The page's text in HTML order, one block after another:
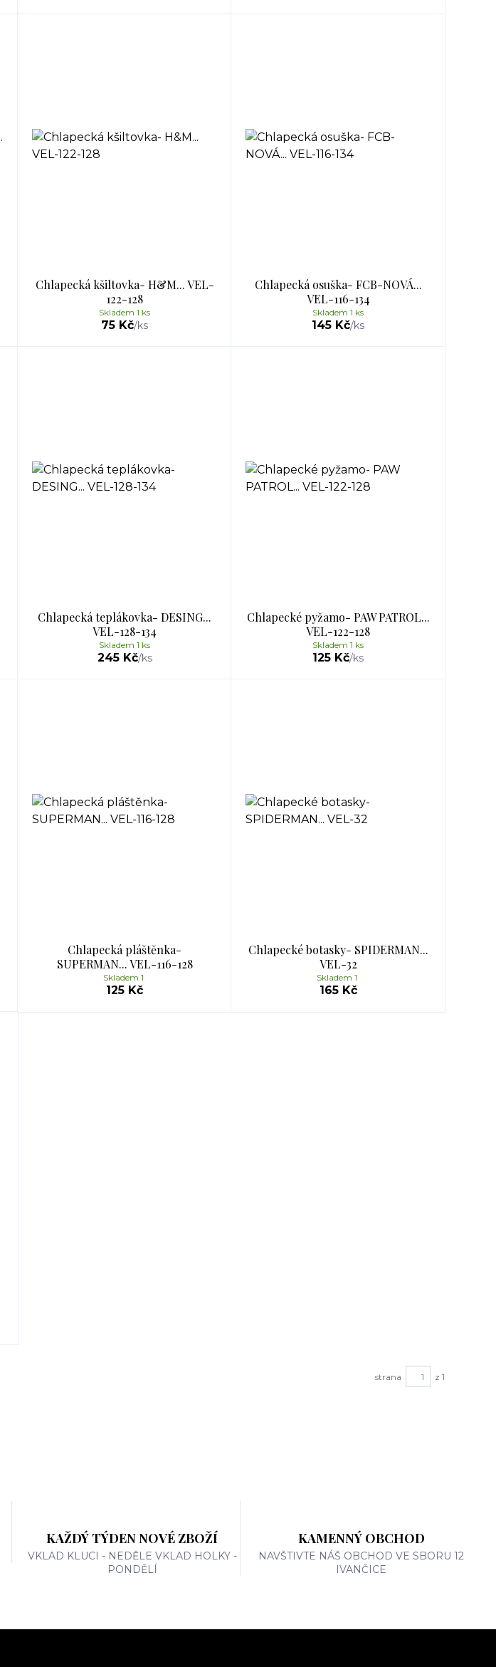
Chlapecká kšiltovka- H&M... VEL-
122-128
75 Kč/ks
Skladem 1 ks
Chlapecká osuška- FCB-NOVÁ...
VEL-116-134
145 Kč/ks
Skladem 1 ks
Chlapecká teplákovka- DESING...
VEL-128-134
245 Kč/ks
Skladem 1 ks
Chlapecké pyžamo- PAW PATROL...
VEL-122-128
125 Kč/ks
Skladem 1 ks
Chlapecká pláštěnka-
SUPERMAN... VEL-116-128
125 Kč
Skladem 1
Chlapecké botasky- SPIDERMAN...
VEL-32
165 Kč
Skladem 1
strana z 1
KAŽDÝ TÝDEN NOVÉ ZBOŽÍ
VKLAD KLUCI - NEDĚLE VKLAD HOLKY -
PONDĚLÍ
KAMENNÝ OBCHOD
NAVŠTIVTE NÁŠ OBCHOD VE SBORU 12
IVANČICE